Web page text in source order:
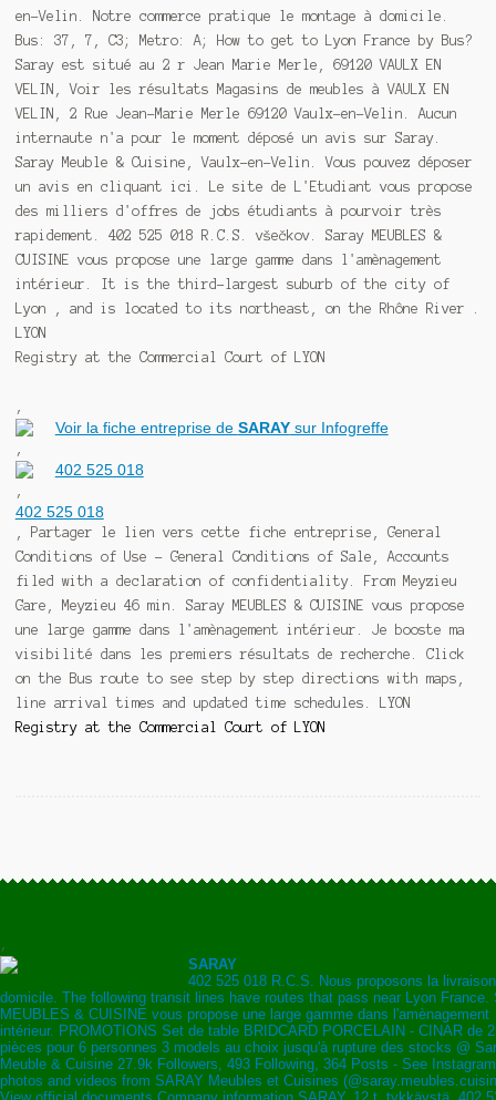
en-Velin. Notre commerce pratique le montage à domicile.
Bus: 37, 7, C3; Metro: A; How to get to Lyon France by Bus?
Saray est situé au 2 r Jean Marie Merle, 69120 VAULX EN
VELIN, Voir les résultats Magasins de meubles à VAULX EN
VELIN, 2 Rue Jean-Marie Merle 69120 Vaulx-en-Velin. Aucun
internaute n'a pour le moment déposé un avis sur Saray.
Saray Meuble & Cuisine, Vaulx-en-Velin. Vous pouvez déposer
un avis en cliquant ici. Le site de L'Etudiant vous propose
des milliers d'offres de jobs étudiants à pourvoir très
rapidement. 402 525 018 R.C.S. všečkov. Saray MEUBLES &
CUISINE vous propose une large gamme dans l'amènagement
intérieur. It is the third-largest suburb of the city of
Lyon , and is located to its northeast, on the Rhône River .
LYON
Registry at the Commercial Court of LYON
Voir la fiche entreprise de SARAYsur Infogreffe
402 525 018
402 525 018
, Partager le lien vers cette fiche entreprise, General
Conditions of Use - General Conditions of Sale, Accounts
filed with a declaration of confidentiality. From Meyzieu
Gare, Meyzieu 46 min. Saray MEUBLES & CUISINE vous propose
une large gamme dans l'amènagement intérieur. Je booste ma
visibilité dans les premiers résultats de recherche. Click
on the Bus route to see step by step directions with maps,
line arrival times and updated time schedules. LYON
Registry at the Commercial Court of LYON
SARAY
402 525 018 R.C.S. Nous proposons la
domicile. The following transit lines have routes that pass near Lyon France.
MEUBLES & CUISINE vous propose une large gamme dans l'amènagement
intérieur. PROMOTIONS Set de table BRIDCARD PORCELAIN - CINAR de
pièces pour 6 personnes 3 models au choix jusqu'à rupture des stocks @
Meuble & Cuisine 27.9k Followers, 493 Following, 364 Posts - See Instagram
photos and videos from SARAY Meubles et Cuisines